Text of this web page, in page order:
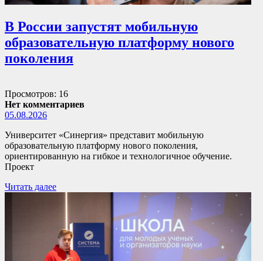
В России запустят мобильную
образовательную платформу нового
поколения
Просмотров: 16
Нет комментариев
05.08.2026
Университет «Синергия» представит мобильную
образовательную платформу нового поколения,
ориентированную на гибкое и технологичное обучение.
Проект
Читать далее